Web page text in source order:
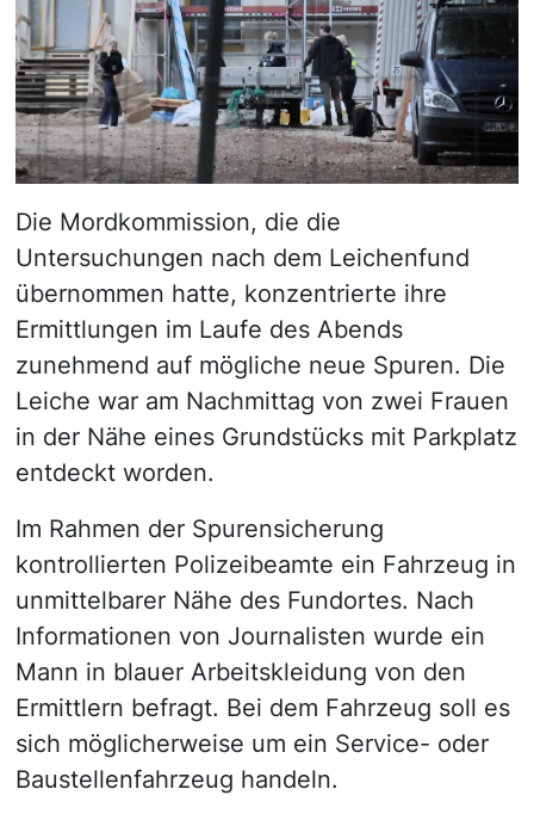
Die Mordkommission, die die
Untersuchungen nach dem Leichenfund
übernommen hatte, konzentrierte ihre
Ermittlungen im Laufe des Abends
zunehmend auf mögliche neue Spuren. Die
Leiche war am Nachmittag von zwei Frauen
in der Nähe eines Grundstücks mit Parkplatz
entdeckt worden.
Im Rahmen der Spurensicherung
kontrollierten Polizeibeamte ein Fahrzeug in
unmittelbarer Nähe des Fundortes. Nach
Informationen von Journalisten wurde ein
Mann in blauer Arbeitskleidung von den
Ermittlern befragt. Bei dem Fahrzeug soll es
sich möglicherweise um ein Service- oder
Baustellenfahrzeug handeln.